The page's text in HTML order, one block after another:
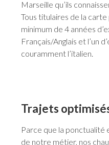
Marseille qu’ils
Tous titulaires de la
minimum de 4 années
Français/Anglais et l’un
couramment l’italien.
Trajets
Parce que la ponctualité
de notre métier, nos